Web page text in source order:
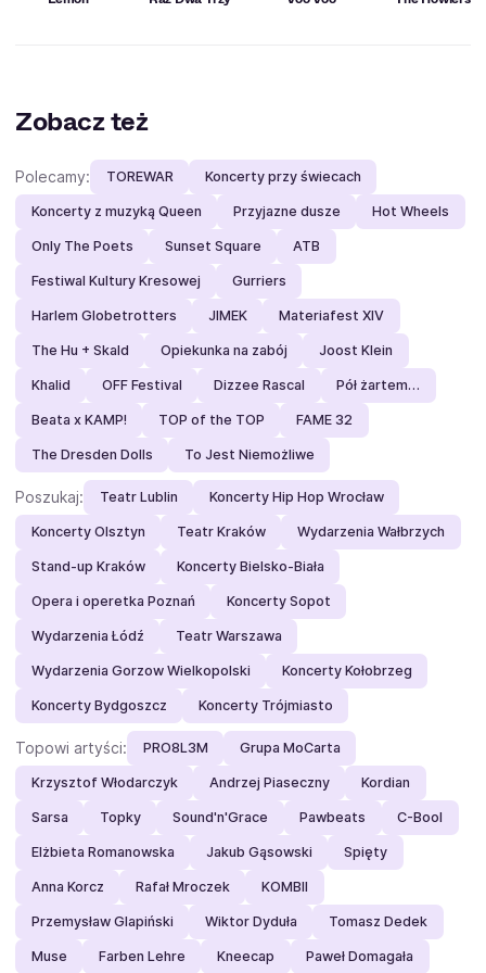
Zobacz też
Polecamy: TOREWAR Koncerty przy świecach
Koncerty z muzyką Queen Przyjazne dusze Hot Wheels
Only The Poets Sunset Square ATB
Festiwal Kultury Kresowej Gurriers
Harlem Globetrotters JIMEK Materiafest XIV
The Hu + Skald Opiekunka na zabój Joost Klein
Khalid OFF Festival Dizzee Rascal Pół żartem…
Beata x KAMP! TOP of the TOP FAME 32
The Dresden Dolls To Jest Niemożliwe
Poszukaj: Teatr Lublin Koncerty Hip Hop Wrocław
Koncerty Olsztyn Teatr Kraków Wydarzenia Wałbrzych
Stand-up Kraków Koncerty Bielsko-Biała
Opera i operetka Poznań Koncerty Sopot
Wydarzenia Łódź Teatr Warszawa
Wydarzenia Gorzow Wielkopolski Koncerty Kołobrzeg
Koncerty Bydgoszcz Koncerty Trójmiasto
Topowi artyści: PRO8L3M Grupa MoCarta
Krzysztof Włodarczyk Andrzej Piaseczny Kordian
Sarsa Topky Sound'n'Grace Pawbeats C-Bool
Elżbieta Romanowska Jakub Gąsowski Spięty
Anna Korcz Rafał Mroczek KOMBII
Przemysław Glapiński Wiktor Dyduła Tomasz Dedek
Muse Farben Lehre Kneecap Paweł Domagała